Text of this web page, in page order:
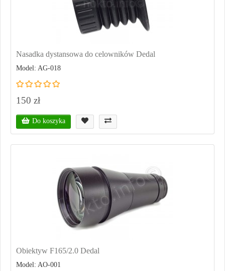
Nasadka dystansowa do celowników Dedal
Model: AG-018
150 zł
Do koszyka
Obiektyw F165/2.0 Dedal
Model: AO-001